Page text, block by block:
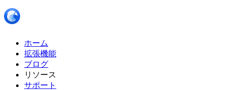
ホーム
拡張機能
ブログ
リソース
サポート